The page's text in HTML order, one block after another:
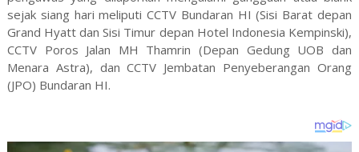
sejak siang hari meliputi CCTV Bundaran HI (Sisi Barat depan
Grand Hyatt dan Sisi Timur depan Hotel Indonesia Kempinski),
CCTV Poros Jalan MH Thamrin (Depan Gedung UOB dan
Menara Astra), dan CCTV Jembatan Penyeberangan Orang
(JPO) Bundaran HI.